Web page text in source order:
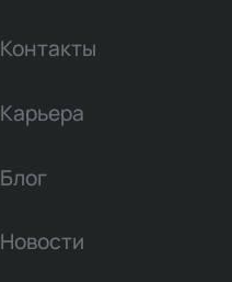
Контакты
Карьера
Блог
Новости